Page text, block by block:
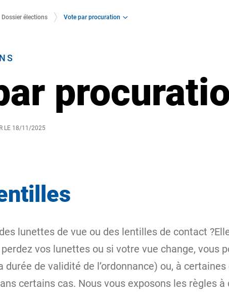
Dossier élections Vote par procuration
LE 18/11/2025
lunettes de vue ou des lentilles de contact
vos lunettes ou si votre vue change, vous
de validité de l’ordonnance) ou, à
certains cas. Nous vous exposons les règles à